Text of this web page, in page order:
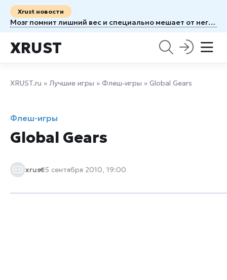
Xrust новости
Мозг помнит лишний вес и специально мешает от него избавиться
XRUST
XRUST.ru » Лучшие игры » Флеш-игры » Global Gears
Флеш-игры
Global Gears
xrust15 сентября 2010, 19:00